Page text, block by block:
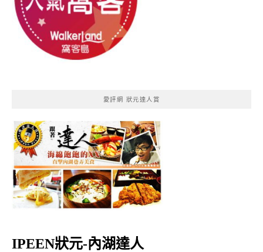
愛評網 狀元達人賞
IPEEN狀元-內湖達人